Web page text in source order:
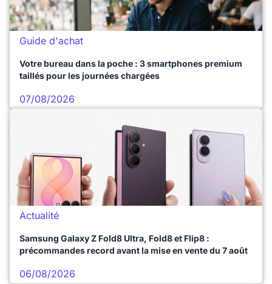
Guide d'achat
Votre bureau dans la poche : 3 smartphones premium
taillés pour les journées chargées
07/08/2026
Actualité
Samsung Galaxy Z Fold8 Ultra, Fold8 et Flip8 :
précommandes record avant la mise en vente du 7 août
06/08/2026